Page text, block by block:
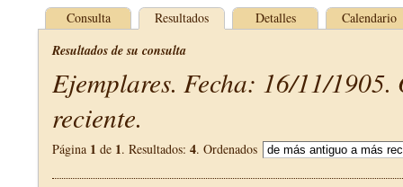
Consulta Resultados Detalles Calendario
Resultados de su consulta
Ejemplares. Fecha: 16/11/1905.
reciente.
Página 1 de 1. Resultados: 4. Ordenados